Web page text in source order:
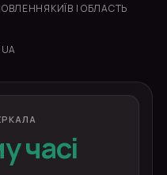
КИЇВ І ОБЛАСТЬ
часі